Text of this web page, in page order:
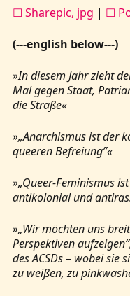
☐ Sharepic, jpg | ☐
(---english below---)
»In diesem Jahr zieht
Mal gegen Staat,
die Straße«
»„Anarchismus ist der
queeren Befreiung”«
»„Queer-Feminismus
antikolonial und
»„Wir möchten uns
Perspektiven
des ACSDs – wobei sie
zu weißen, zu